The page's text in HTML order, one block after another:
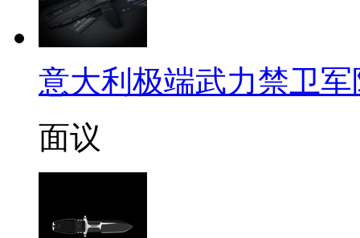
意大利极端武力禁卫
面议